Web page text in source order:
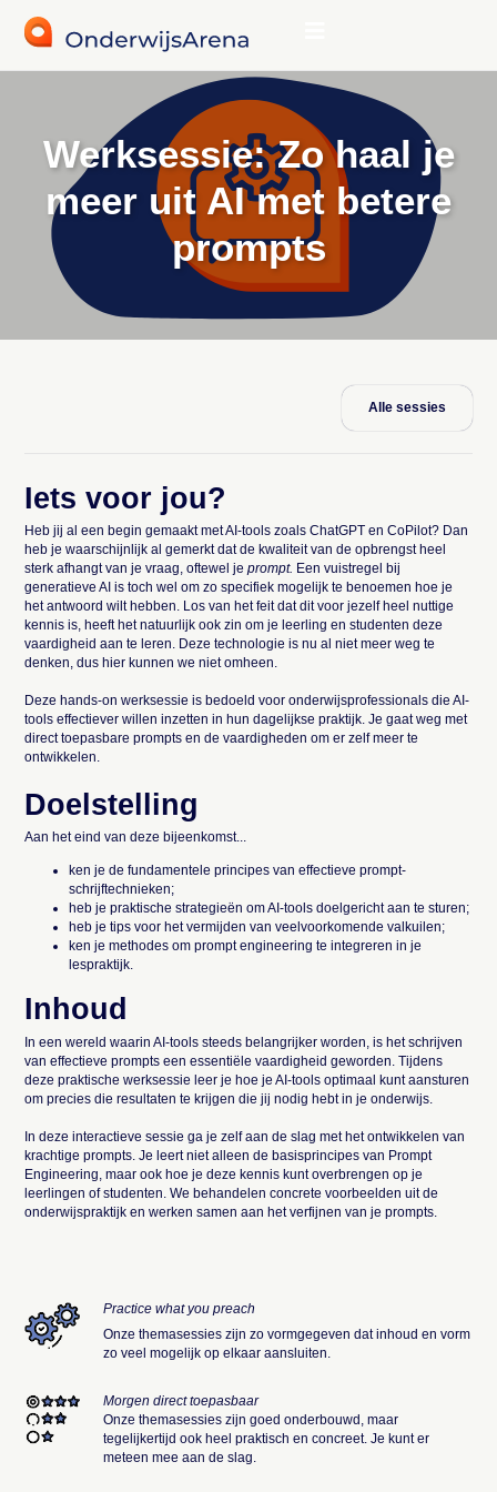
Werksessie: Zo haal je
meer uit AI met betere
prompts
Alle sessies
Iets voor jou?
Heb jij al een begin gemaakt met AI-tools zoals ChatGPT en CoPilot? Dan
heb je waarschijnlijk al gemerkt dat de kwaliteit van de opbrengst heel
sterk afhangt van je vraag, oftewel jeprompt. Een vuistregel bij
generatieve AI is toch wel om zo specifiek mogelijk te benoemen hoe je
het antwoord wilt hebben. Los van het feit dat dit voor jezelf heel nuttige
kennis is, heeft het natuurlijk ook zin om je leerling en studenten deze
vaardigheid aan te leren. Deze technologie is nu al niet meer weg te
denken, dus hier kunnen we niet omheen.
Deze hands-on werksessie is bedoeld voor onderwijsprofessionals die AI-
tools effectiever willen inzetten in hun dagelijkse praktijk. Je gaat weg met
direct toepasbare prompts en de vaardigheden om er zelf meer te
ontwikkelen.
Doelstelling
Aan het eind van deze bijeenkomst...
ken je de fundamentele principes van effectieve prompt-
schrijftechnieken;
heb je praktische strategieën om AI-tools doelgericht aan te sturen;
heb je tips voor het vermijden van veelvoorkomende valkuilen;
ken je methodes om prompt engineering te integreren in je
lespraktijk.
Inhoud
In een wereld waarin AI-tools steeds belangrijker worden, is het schrijven
van effectieve prompts een essentiële vaardigheid geworden. Tijdens
deze praktische werksessie leer je hoe je AI-tools optimaal kunt aansturen
om precies die resultaten te krijgen die jij nodig hebt in je onderwijs.
In deze interactieve sessie ga je zelf aan de slag met het ontwikkelen van
krachtige prompts. Je leert niet alleen de basisprincipes van Prompt
Engineering, maar ook hoe je deze kennis kunt overbrengen op je
leerlingen of studenten. We behandelen concrete voorbeelden uit de
onderwijspraktijk en werken samen aan het verfijnen van je prompts.
Practice what you preach
Onze themasessies zijn zo vormgegeven dat inhoud en vorm
zo veel mogelijk op elkaar aansluiten.
Morgen direct toepasbaar
Onze themasessies zijn goed onderbouwd, maar
tegelijkertijd ook heel praktisch en concreet. Je kunt er
meteen mee aan de slag.